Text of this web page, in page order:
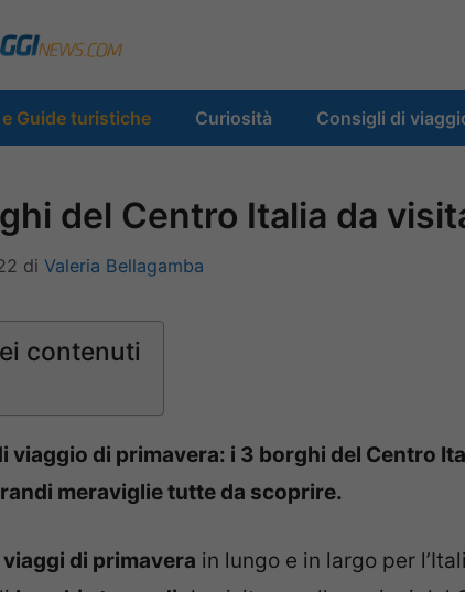
Guide turistiche Curiosità Consigli di
del Centro Italia da
di Valeria Bellagamba
contenuti
viaggio di primavera: i 3 borghi del Centro
meraviglie tutte da scoprire.
viaggi di primavera in lungo e in largo per